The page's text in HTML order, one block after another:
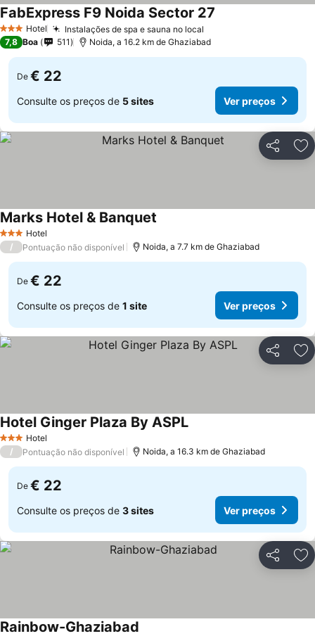
3 EstrelasHotel Instalações de spa e sauna no local
FabExpress F9 Noida Sector 27
7,8 Boa 511 Noida, a 16.2 km de Ghaziabad
De € 22
Consulte os preços de 5 sites Ver preços
Partilhar
3 EstrelasHotel
Marks Hotel & Banquet
/ Pontuação não disponível Noida, a 7.7 km de Ghaziabad
De € 22
Consulte os preços de 1 site Ver preços
Partilhar
3 EstrelasHotel
Hotel Ginger Plaza By ASPLVer preços
/ Pontuação não disponível Noida, a 16.3 km de Ghaziabad
De € 22
Consulte os preços de 3 sites Ver preços
Partilhar
Rainbow-Ghaziabad